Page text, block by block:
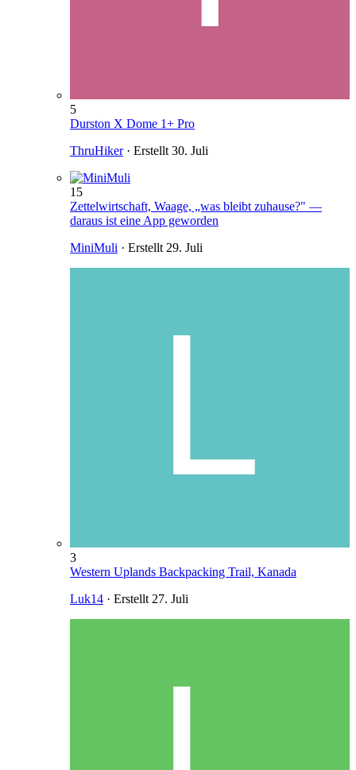
5
Durston X Dome 1+ Pro
ThruHiker· Erstellt 30. Juli
15
Zettelwirtschaft, Waage, „was bleibt zuhause?" —
daraus ist eine App geworden
MiniMuli · Erstellt 29. Juli
3
Western Uplands Backpacking Trail, Kanada
Luk14 · Erstellt 27. Juli